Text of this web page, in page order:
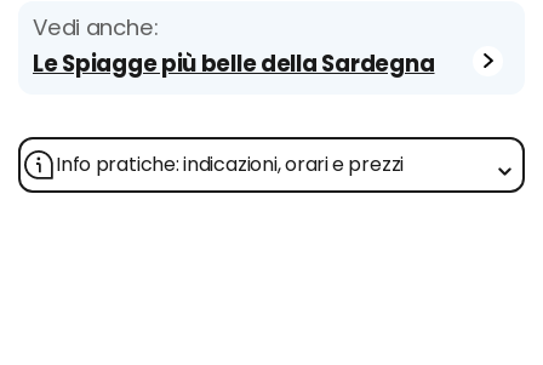
Vedi anche:
Le Spiagge più belle della Sardegna
Info pratiche: indicazioni, orari e prezzi